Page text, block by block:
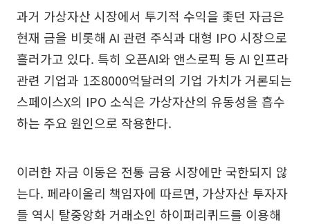
과거 가상자산 시장에서 투기적 수익을 좇던 자금은
현재 금을 비롯해 AI 관련 주식과 대형 IPO 시장으로
흘러가고 있다. 특히 오픈AI와 앤스로픽 등 AI 인프라
관련 기업과 1조8000억달러의 기업 가치가 거론되는
스페이스X의 IPO 소식은 가상자산의 유동성을 흡수
하는 주요 원인으로 작용한다.
이러한 자금 이동은 전통 금융 시장에만 국한되지 않
는다. 페라이올리 책임자에 따르면, 가상자산 투자자
들 역시 탈중앙화 거래소인 하이퍼리퀴드를 이용해